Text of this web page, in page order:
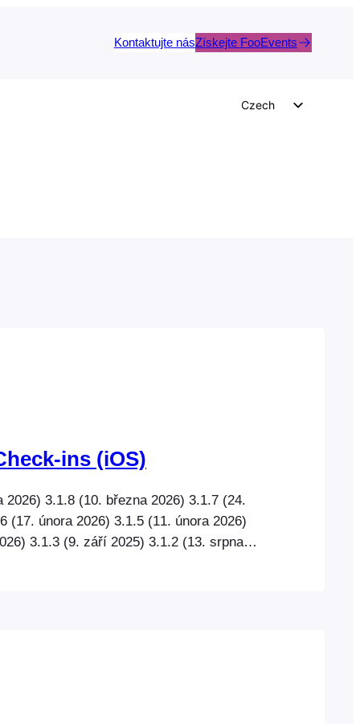
Kontaktujte násZískejte FooEvents
Czech
ins (iOS)
2026) 3.1.8 (10. března 2026) 3.1.7 (24.
(17. února 2026) 3.1.5 (11. února 2026)
3.1.3 (9. září 2025) 3.1.2 (13. srpna